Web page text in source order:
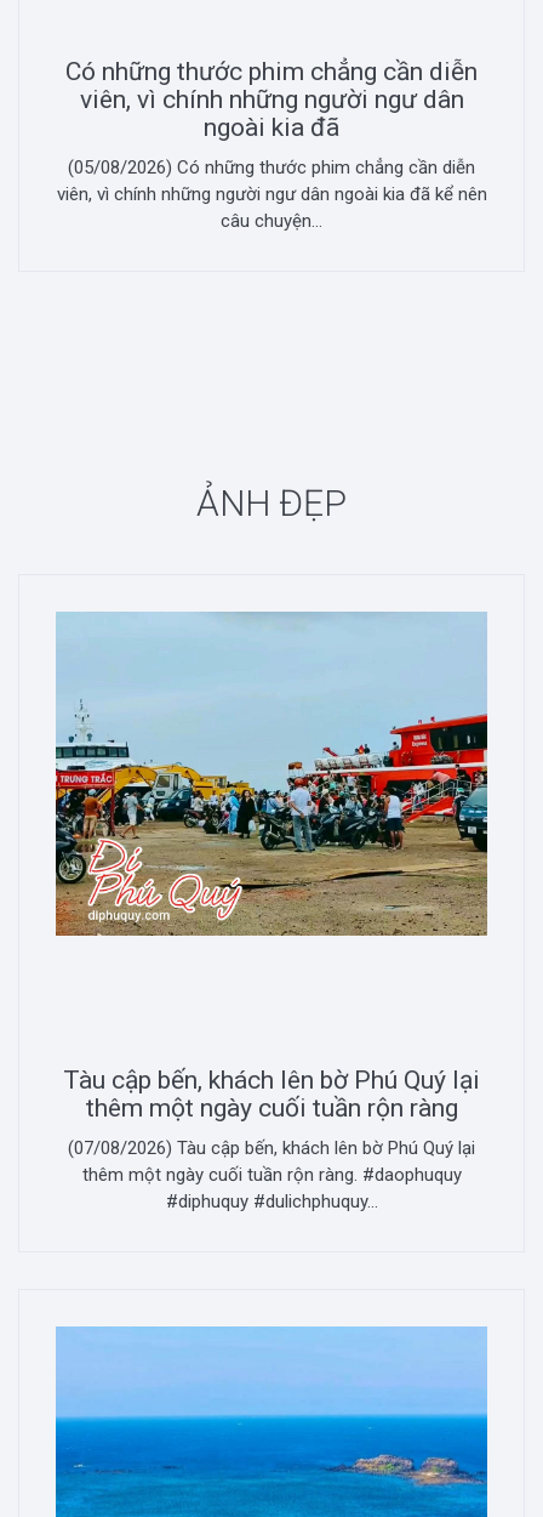
Có những thước phim chẳng cần diễn
viên, vì chính những người ngư dân
ngoài kia đã
(05/08/2026) Có những thước phim chẳng cần diễn
viên, vì chính những người ngư dân ngoài kia đã kể nên
câu chuyện...
ẢNH ĐẸP
Tàu cập bến, khách lên bờ Phú Quý lại
thêm một ngày cuối tuần rộn ràng
(07/08/2026) Tàu cập bến, khách lên bờ Phú Quý lại
thêm một ngày cuối tuần rộn ràng. #daophuquy
#diphuquy #dulichphuquy...